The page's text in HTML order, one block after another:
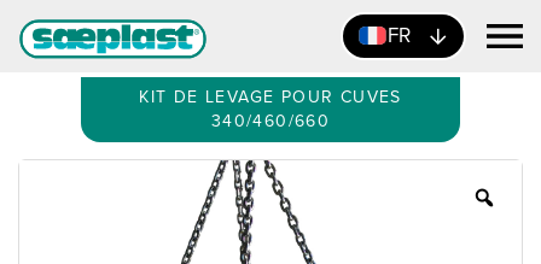
FR
KIT DE LEVAGE POUR CUVES
340/460/660